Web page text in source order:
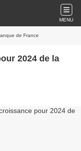
MENU
de France
2024 de la